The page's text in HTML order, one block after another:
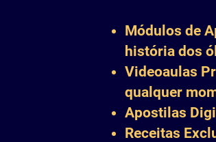
Módulos de
história dos
Videoaulas
qualquer
Apostilas
Receitas